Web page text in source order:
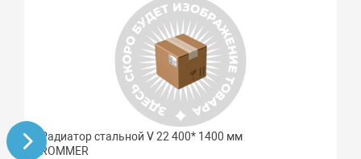
Радиатор стальной V 22 400* 1400 мм
ROMMER